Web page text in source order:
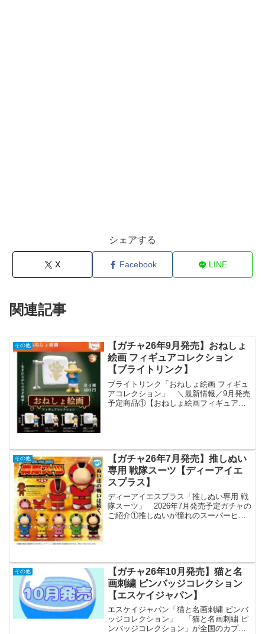
シェアする
X Facebook LINE
関連記事
その他
【ガチャ26年9月発売】おねしょ
絵画 フィギュアコレクション
【ブライトリンク】
ブライトリンク「おねしょ絵画 フィギュ
アコレクション」 ＼最新情報／9月発売
予定商品①【おねしょ絵画フィギュアコ
その他
【ガチャ26年7月発売】推しぬい
専用 戦隊スーツ【ディーアイエ
スプラス】
ディーアイエスプラス「推しぬい専用 戦
隊スーツ」 2026年7月発売予定ガチャの
ご紹介①推しぬいが憧れのスーパーヒー
その他
【ガチャ26年10月発売】猫と名
画刺繍 ピンバッジコレクション
【エスケイジャパン】
エスケイジャパン「猫と名画刺繍 ピンバ
ッジコレクション」 「猫と名画刺繍 ピ
ンバッジコレクション」が全国のカプセ